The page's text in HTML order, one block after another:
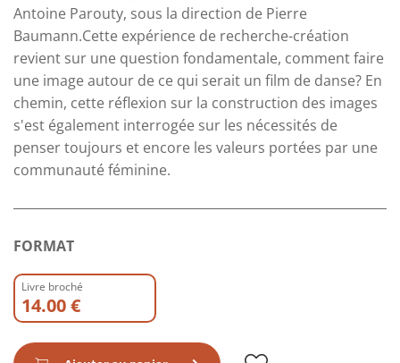
Antoine Parouty, sous la direction de Pierre
Baumann.Cette expérience de recherche-création
revient sur une question fondamentale, comment faire
une image autour de ce qui serait un film de danse? En
chemin, cette réflexion sur la construction des images
s'est également interrogée sur les nécessités de
penser toujours et encore les valeurs portées par une
communauté féminine.
FORMAT
Livre broché
14.00 €